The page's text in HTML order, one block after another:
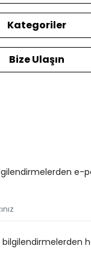
Kategoriler
Bize Ulaşın
e-